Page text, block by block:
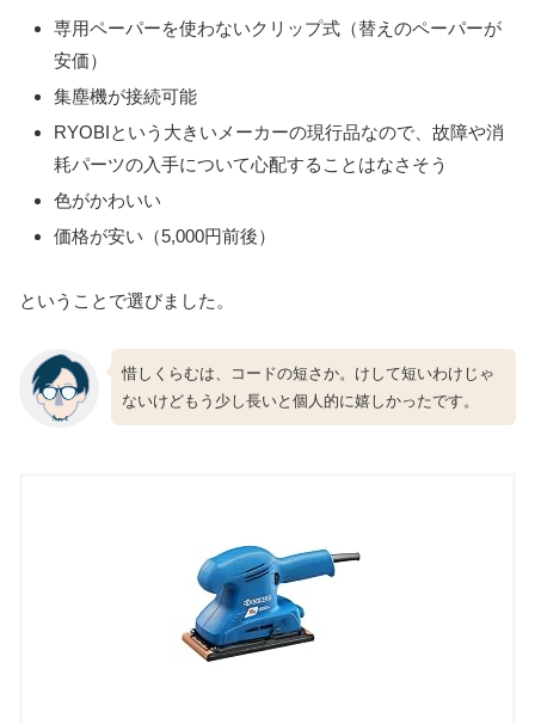
専用ペーパーを使わないクリップ式（替えのペーパーが
安価）
集塵機が接続可能
RYOBIという大きいメーカーの現行品なので、故障や消
耗パーツの入手について心配することはなさそう
色がかわいい
価格が安い（5,000円前後）
ということで選びました。
惜しくらむは、コードの短さか。けして短いわけじゃ
ないけどもう少し長いと個人的に嬉しかったです。